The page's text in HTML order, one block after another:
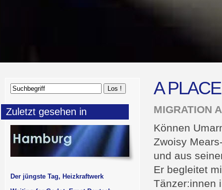
A
MIGRATION
Können
Zwoisy
und aus
Er begleitet
Tänzer:innen
Zuletzt gesehen in
Der jüngste Tag, Heizkraftwerk